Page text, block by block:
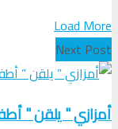
Load More
Next Post
أمزازي " يلقن "